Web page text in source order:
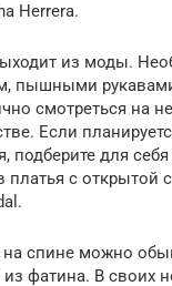
Herrera.
из моды.
пышными
смотреться на
Если
подберите для
с открытой
на спине можно
из фатина. В своих